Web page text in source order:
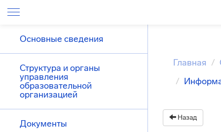
Основные сведения
Структура и органы
управления
образовательной
организацией
Документы
Главная
Назад